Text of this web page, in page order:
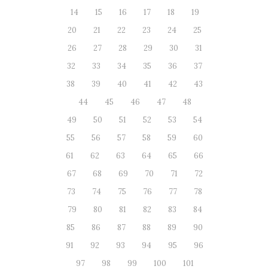
14
15 16 17 18
19
20
21 22 23 24
25
26
27 28 29 30
31
32
33 34 35 36
37
38
39 40 41 42
43
44
45 46 47
48
49
50 51 52 53
54
55
56 57 58 59
60
61
62 63 64 65
66
67
68 69 70 71
72
73
74 75 76 77
78
79
80 81 82 83
84
85
86 87 88 89
90
91
92 93 94 95
96
97
98 99 100
101